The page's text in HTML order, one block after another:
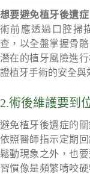
想要避免植牙後遺
術前應透過口腔掃
查，以全盤掌握骨
潛在的植牙風險進
證植牙手術的安全與
2.術後維護要到
避免植牙後遺症的
依照醫師指示定期
鬆動現象之外，也
習慣像是頻繁啃咬